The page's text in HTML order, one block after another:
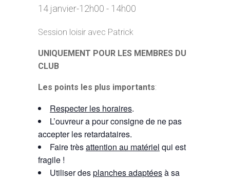
14 janvier-12h00 - 14h00
Session loisir avec Patrick
UNIQUEMENT POUR LES MEMBRES DU
CLUB
Les points les plus importants:
Respecter les horaires.
L’ouvreur a pour consigne de ne pas
accepter les retardataires.
Faire trèsattention au matériel qui est
fragile !
Utiliser desplanches adaptéesà sa